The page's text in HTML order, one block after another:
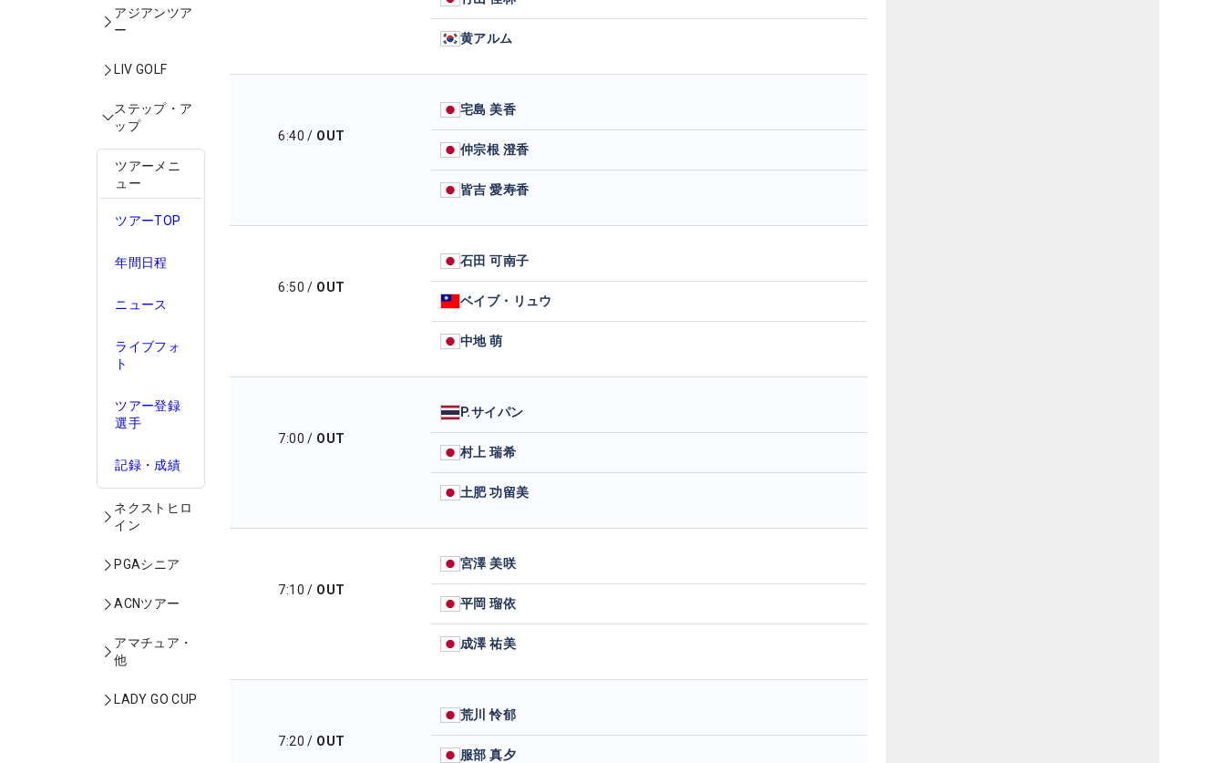
アジアンツア
ー
LIV GOLF
ステップ・ア
ップ
ツアーメニ
ュー
ツアーTOP
年間日程
ニュース
ライブフォ
ト
ツアー登録
選手
記録・成績
ネクストヒロ
イン
PGAシニア
ACNツアー
アマチュア・
他
LADY GO CUP
黄アルム
6:40 / OUT
宅島 美香
仲宗根 澄香
皆吉 愛寿香
6:50 / OUT
石田 可南子
ベイブ・リュウ
中地 萌
7:00 / OUT
P.サイパン
村上 瑞希
土肥 功留美
7:10 / OUT
宮澤 美咲
平岡 瑠依
成澤 祐美
7:20 / OUT
荒川 怜郁
服部 真夕